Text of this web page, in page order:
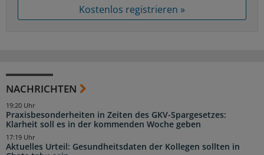
Kostenlos registrieren »
NACHRICHTEN
Praxisbesonderheiten in Zeiten des GKV-Spargesetzes:
Klarheit soll es in der kommenden Woche geben
19:20 Uhr
Aktuelles Urteil: Gesundheitsdaten der Kollegen sollten in
17:19 Uhr